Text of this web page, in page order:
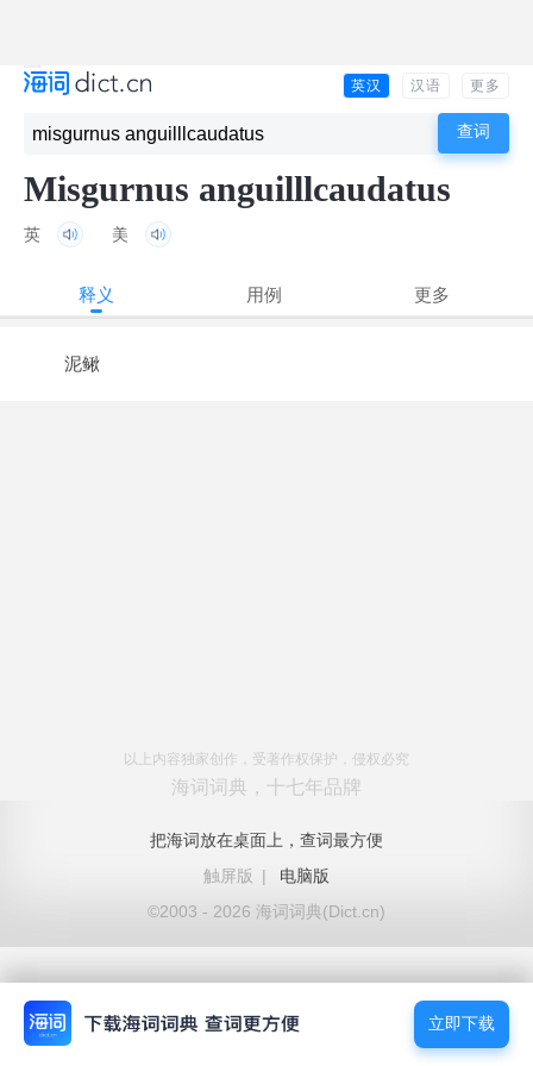
英汉 汉语 更多
Misgurnus anguilllcaudatus
英 美
释义 用例 更多
泥鳅
以上内容独家创作，受著作权保护，侵权必究
海词词典，十七年品牌
把海词放在桌面上，查词最方便
触屏版
|
电脑版
©2003 - 2026 海词词典(Dict.cn)
立即下载
立即下载